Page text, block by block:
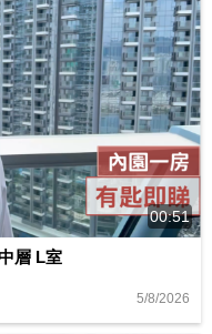
00:51
層 L室
5/8/2026